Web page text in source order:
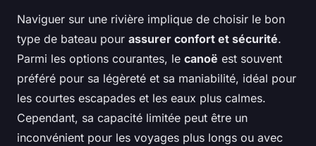
Naviguer sur une rivière implique de choisir le bon
type de bateau pour assurer confort et sécurité.
Parmi les options courantes, le canoë est souvent
préféré pour sa légèreté et sa maniabilité, idéal pour
les courtes escapades et les eaux plus calmes.
Cependant, sa capacité limitée peut être un
inconvénient pour les voyages plus longs ou avec